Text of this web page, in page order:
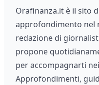
Orafinanza.it è il sito
approfondimento nel
redazione di
propone
per accompagnarti
Approfondimenti,